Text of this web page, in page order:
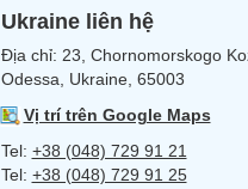
Ukraine liên hệ
Địa chỉ: 23, Chornomorskogo
Odessa, Ukraine, 65003
Vị trí trên Google Maps
Tel: +38 (048) 729 91 21
Tel: +38 (048) 729 91 25